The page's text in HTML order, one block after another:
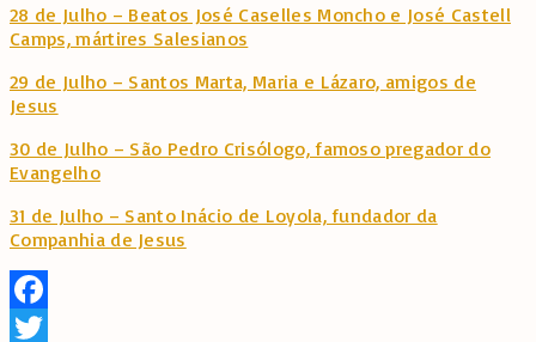
28 de Julho – Beatos José Caselles Moncho e José Castell
Camps, mártires Salesianos
29 de Julho – Santos Marta, Maria e Lázaro, amigos de
Jesus
30 de Julho – São Pedro Crisólogo, famoso pregador do
Evangelho
31 de Julho – Santo Inácio de Loyola, fundador da
Companhia de Jesus
Facebook